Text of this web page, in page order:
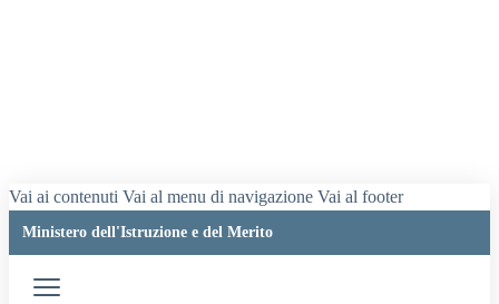
Vai ai contenuti Vai al menu di navigazione Vai al footer
Ministero dell'Istruzione e del Merito